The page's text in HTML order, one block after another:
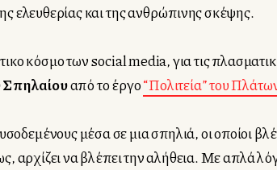
ελευθερίας και της ανθρώπινης σκέψης.
κόσμο των social media, για τις
Σπηλαίουαπό το έργο“Πολιτεία” του
μέσα σε μια σπηλιά, οι οποίοι
αρχίζει να βλέπει την αλήθεια. Με απλά